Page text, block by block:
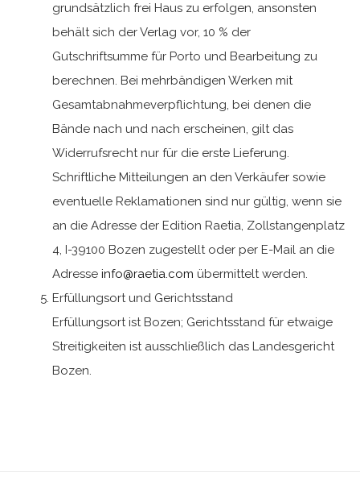
grundsätzlich frei Haus zu erfolgen, ansonsten
behält sich der Verlag vor, 10 % der
Gutschriftsumme für Porto und Bearbeitung zu
berechnen. Bei mehrbändigen Werken mit
Gesamtabnahmeverpflichtung, bei denen die
Bände nach und nach erscheinen, gilt das
Widerrufsrecht nur für die erste Lieferung.
Schriftliche Mitteilungen an den Verkäufer sowie
eventuelle Reklamationen sind nur gültig, wenn sie
an die Adresse der Edition Raetia, Zollstangenplatz
4, I-39100 Bozen zugestellt oder per E-Mail an die
Adresse info@raetia.com übermittelt werden.
Erfüllungsort und Gerichtsstand
Erfüllungsort ist Bozen; Gerichtsstand für etwaige
Streitigkeiten ist ausschließlich das Landesgericht
Bozen.